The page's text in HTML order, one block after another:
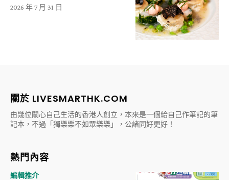
2026 年 7 月 31 日
關於 LIVESMARTHK.COM
由幾位關心自己生活的香港人創立，本來是一個給自己作筆記的筆
記本，不過「獨樂樂不如眾樂樂」，公諸同好更好！
熱門內容
編輯推介